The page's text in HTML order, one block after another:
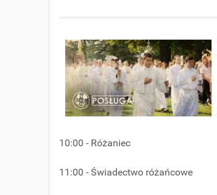
10:00 - Różaniec
11:00 - Świadectwo różańcowe